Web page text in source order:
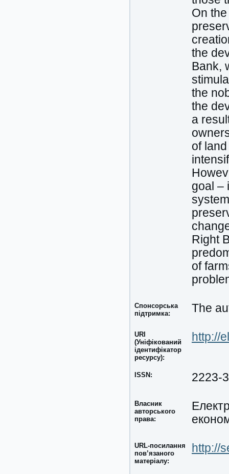
On
the
Bank,
the
the
a
of
goal –
Right
of
Спонсорська
підтримка:
The
URI
(Уніфікований
ідентифікатор
ресурсу):
http://
ISSN: 2223-
Власник
авторського
права:
URL-посилання
пов’язаного
матеріалу:
http://